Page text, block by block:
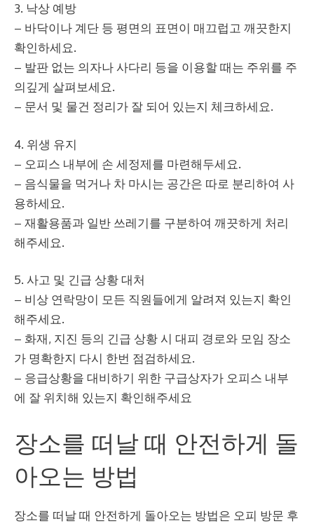
3. 낙상 예방
– 바닥이나 계단 등 평면의 표면이 매끄럽고 깨끗한지
확인하세요.
– 발판 없는 의자나 사다리 등을 이용할 때는 주위를 주
의깊게 살펴보세요.
– 문서 및 물건 정리가 잘 되어 있는지 체크하세요.
4. 위생 유지
– 오피스 내부에 손 세정제를 마련해두세요.
– 음식물을 먹거나 차 마시는 공간은 따로 분리하여 사
용하세요.
– 재활용품과 일반 쓰레기를 구분하여 깨끗하게 처리
해주세요.
5. 사고 및 긴급 상황 대처
– 비상 연락망이 모든 직원들에게 알려져 있는지 확인
해주세요.
– 화재, 지진 등의 긴급 상황 시 대피 경로와 모임 장소
가 명확한지 다시 한번 점검하세요.
– 응급상황을 대비하기 위한 구급상자가 오피스 내부
에 잘 위치해 있는지 확인해주세요
장소를 떠날 때 안전하게 돌
아오는 방법
장소를 떠날 때 안전하게 돌아오는 방법은 오피 방문 후